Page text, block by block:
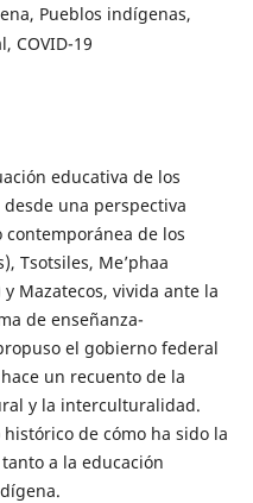
Pueblos indígenas,
COVID-19
educativa de los
una perspectiva
de los
Tsotsiles, Me’phaa
Mazatecos, vivida ante la
de enseñanza-
el gobierno federal
un recuento de la
y la interculturalidad.
de cómo ha sido la
a la educación